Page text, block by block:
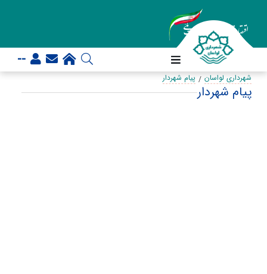
--
شهرداری لواسان پیام شهردار
پیام شهردار